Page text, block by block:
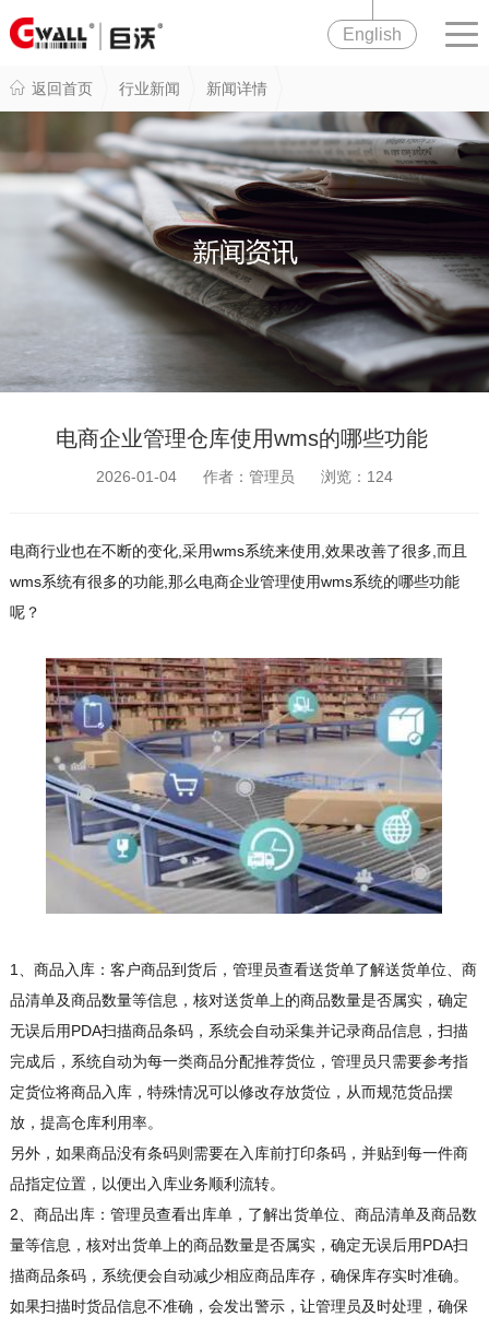
English
返回首页 行业新闻 新闻详情
电商企业管理仓库使用wms的哪些功能
2026-01-04 作者：管理员 浏览： 124
电商行业也在不断的变化,采用wms系统来使用,效果改善了很多,而且
wms系统有很多的功能,那么电商企业管理使用wms系统的哪些功能
呢？
1、商品入库：客户商品到货后，管理员查看送货单了解送货单位、商
品清单及商品数量等信息，核对送货单上的商品数量是否属实，确定
无误后用PDA扫描商品条码，系统会自动采集并记录商品信息，扫描
完成后，系统自动为每一类商品分配推荐货位，管理员只需要参考指
定货位将商品入库，特殊情况可以修改存放货位，从而规范货品摆
放，提高仓库利用率。
另外，如果商品没有条码则需要在入库前打印条码，并贴到每一件商
品指定位置，以便出入库业务顺利流转。
2、商品出库：管理员查看出库单，了解出货单位、商品清单及商品数
量等信息，核对出货单上的商品数量是否属实，确定无误后用PDA扫
描商品条码，系统便会自动减少相应商品库存，确保库存实时准确。
如果扫描时货品信息不准确，会发出警示，让管理员及时处理，确保